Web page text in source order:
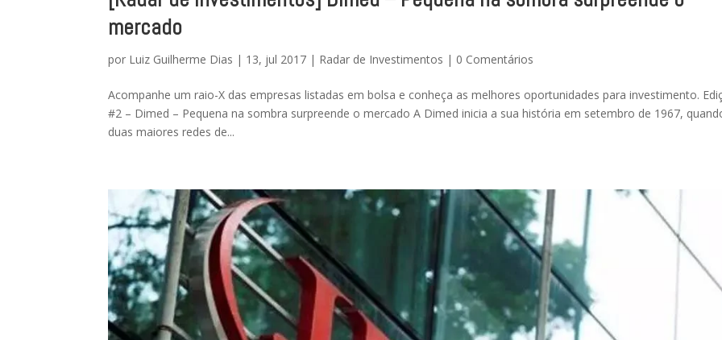
mercado
por Luiz Guilherme Dias | 13, jul 2017 | Radar de Investimentos | 0 Comentários
Acompanhe um raio-X das empresas listadas em bolsa e conheça as melhores oportunidades para investimento.
#2 – Dimed – Pequena na sombra surpreende o mercado A Dimed inicia a sua história em setembro de 1967,
duas maiores redes de...